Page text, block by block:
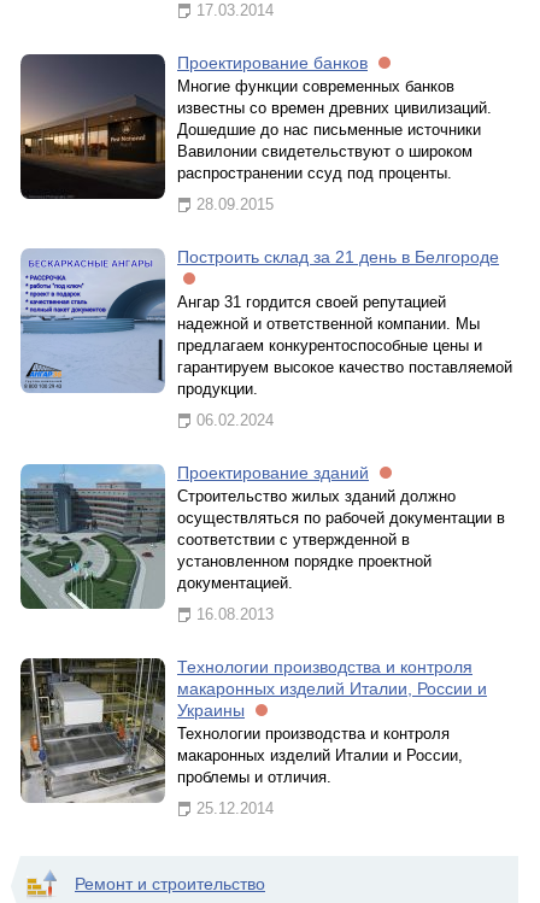
17.03.2014
Проектирование банков
Многие функции современных банков
известны со времен древних цивилизаций.
Дошедшие до нас письменные источники
Вавилонии свидетельствуют о широком
распространении ссуд под проценты.
28.09.2015
Построить склад за 21 день в Белгороде
Ангар 31 гордится своей репутацией
надежной и ответственной компании. Мы
предлагаем конкурентоспособные цены и
гарантируем высокое качество поставляемой
продукции.
06.02.2024
Проектирование зданий
Строительство жилых зданий должно
осуществляться по рабочей документации в
соответствии с утвержденной в
установленном порядке проектной
документацией.
16.08.2013
Технологии производства и контроля
макаронных изделий Италии, России и
Украины
Технологии производства и контроля
макаронных изделий Италии и России,
проблемы и отличия.
25.12.2014
Ремонт и строительство